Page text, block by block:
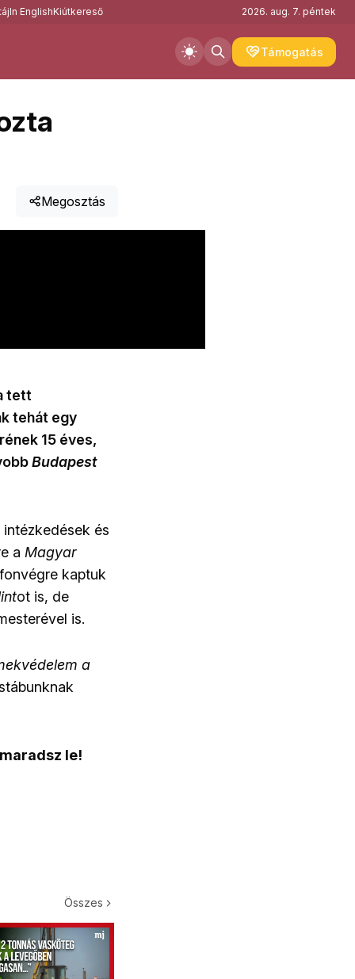
In EnglishKiútkereső 2026. aug. 7. péntek
Támogatás
Megosztás
tett
tehát egy
15 éves,
Budapest
és
a Magyar
kaptuk
ot is, de
is.
a
le!
Összes